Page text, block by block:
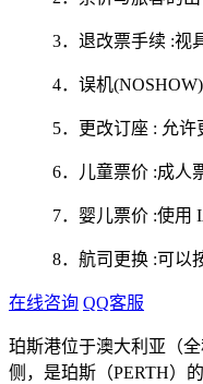
3．退改票手续 :视
4．误机
5．更改订座 : 允
6．儿童票价 :成人
7．婴儿票价 :使用
8．航司更换 :可以
在线咨询 QQ客服
珀斯港位于澳大利亚（
侧，是珀斯（PERTH）